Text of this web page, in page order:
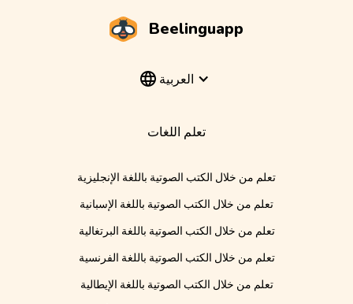
Beelinguapp
العربية
تعلم اللغات
تعلم من خلال الكتب الصوتية باللغة الإنجليزية
تعلم من خلال الكتب الصوتية باللغة الإسبانية
تعلم من خلال الكتب الصوتية باللغة البرتغالية
تعلم من خلال الكتب الصوتية باللغة الفرنسية
تعلم من خلال الكتب الصوتية باللغة الإيطالية